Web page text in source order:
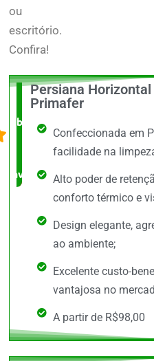
ou
escritório.
Confira!
O +
barato,
avaliado!
Persiana
Primafer
Confeccionada em
facilidade na
Alto poder de
conforto térmico e
Design elegante,
ao ambiente;
Excelente custo-
vantajosa no
A partir de R$98,00